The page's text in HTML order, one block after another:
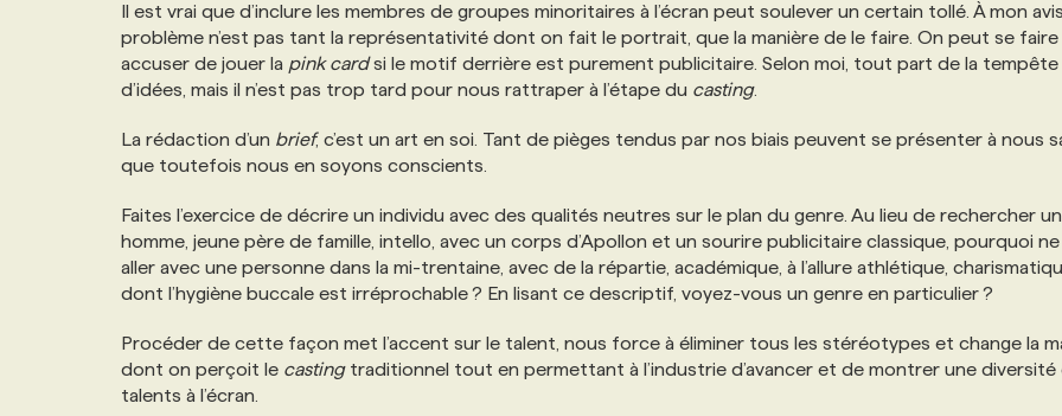
Il est vrai que d’inclure les membres de groupes minoritaires à l’écran peut soulever un certain tollé. À mon
problème n’est pas tant la représentativité dont on fait le portrait, que la manière de le faire. On peut se faire
accuser de jouer la pink cardsi le motif derrière est purement publicitaire. Selon moi, tout part de la tempête
d’idées, mais il n’est pas trop tard pour nous rattraper à l’étape du casting.
La rédaction d’un brief, c’est un art en soi. Tant de pièges tendus par nos biais peuvent se présenter à nous
que toutefois nous en soyons conscients.
Faites l’exercice de décrire un individu avec des qualités neutres sur le plan du genre. Au lieu de rechercher un
homme, jeune père de famille, intello, avec un corps d’Apollon et un sourire publicitaire classique, pourquoi
aller avec une personne dans la mi-trentaine, avec de la répartie, académique, à l’allure athlétique,
dont l’hygiène buccale est irréprochable ? En lisant ce descriptif, voyez-vous un genre en particulier ?
Procéder de cette façon met l’accent sur le talent, nous force à éliminer tous les stéréotypes et change la
dont on perçoit le castingtraditionnel tout en permettant à l’industrie d’avancer et de montrer une diversité
talents à l’écran.